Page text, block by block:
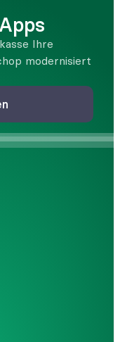
Ihre
modernisiert